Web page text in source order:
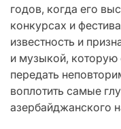
годов, когда его
конкурсах и
известность и
и музыкой,
передать
воплотить самые
азербайджанского